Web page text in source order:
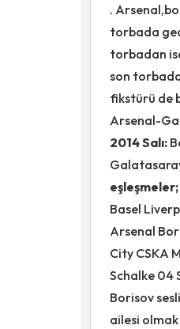
.
torbada
torbadan
son
fikstürü de
Arsenal-
2014 Salı:
eşleşmeler;
Basel
Arsenal
City CSKA
Schalke 04
Borisov
ailesi